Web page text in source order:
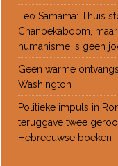
Leo Samama: Thuis
Chanoekaboom,
humanisme is geen
Geen warme
Washington
Politieke impuls in
teruggave twee
Hebreeuwse boeken